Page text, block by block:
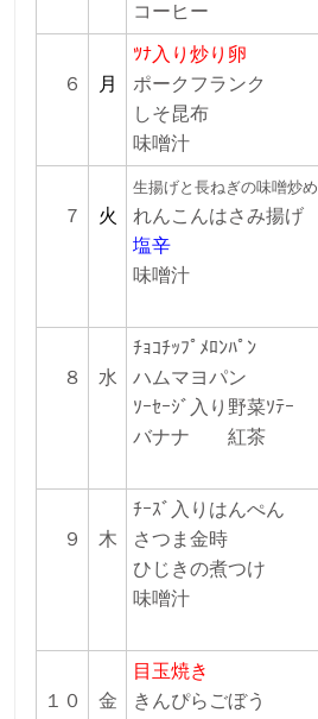
コーヒー
６ 月
ﾂﾅ入り炒り卵
ポークフランク
しそ昆布
味噌汁
７ 火
生揚げと長ねぎの味噌炒め
れんこんはさみ揚げ
塩辛
味噌汁
８ 水
ﾁｮｺﾁｯﾌﾟﾒﾛﾝﾊﾟﾝ
ハムマヨパン
ｿｰｾｰｼﾞ入り野菜ｿﾃｰ
バナナ 紅茶
９ 木
ﾁｰｽﾞ入りはんぺん
さつま金時
ひじきの煮つけ
味噌汁
１０ 金
目玉焼き
きんぴらごぼう